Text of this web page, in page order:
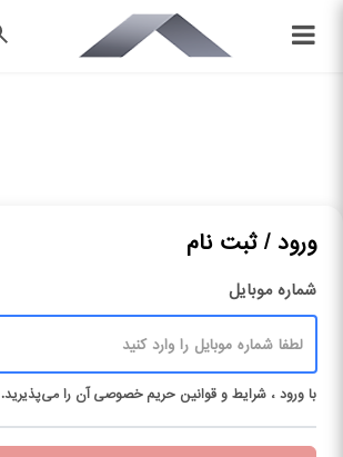
ورود / ثبت نام
شماره موبایل
با ورود ، شرایط و قوانین حریم ‌خصوصی آن را می‌پذیرید.